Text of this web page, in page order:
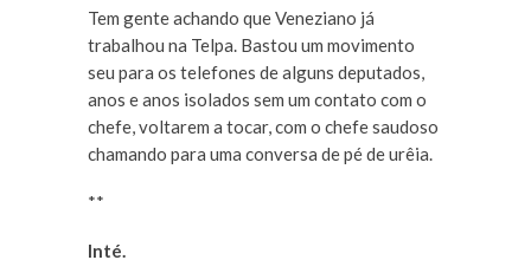
Tem gente achando que Veneziano já
trabalhou na Telpa. Bastou um movimento
seu para os telefones de alguns deputados,
anos e anos isolados sem um contato com o
chefe, voltarem a tocar, com o chefe saudoso
chamando para uma conversa de pé de urêia.
**
Inté.